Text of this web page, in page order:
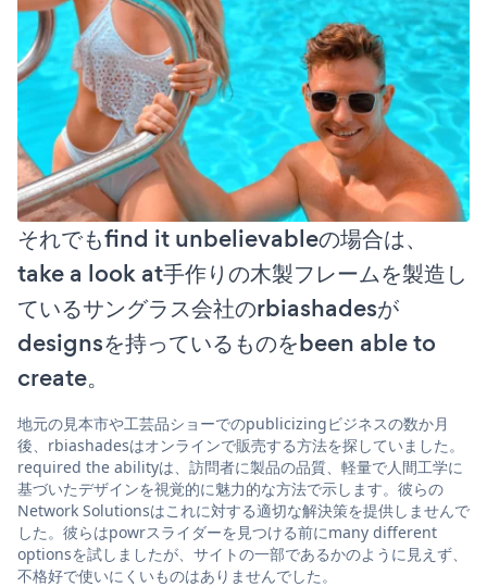
それでもfind it unbelievableの場合は、
take a look at手作りの木製フレームを製造し
ているサングラス会社のrbiashadesが
designsを持っているものをbeen able to
create。
地元の見本市や工芸品ショーでのpublicizingビジネスの数か月
後、rbiashadesはオンラインで販売する方法を探していました。
required the abilityは、訪問者に製品の品質、軽量で人間工学に
基づいたデザインを視覚的に魅力的な方法で示します。彼らの
Network Solutionsはこれに対する適切な解決策を提供しませんで
した。彼らはpowrスライダーを見つける前にmany different
optionsを試しましたが、サイトの一部であるかのように見えず、
不格好で使いにくいものはありませんでした。